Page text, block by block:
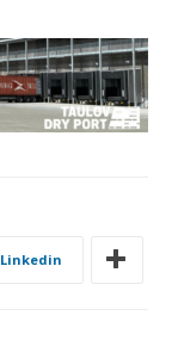
Linkedin